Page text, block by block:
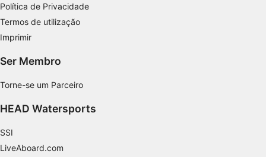
Política de Privacidade
Termos de utilização
Imprimir
Ser Membro
Torne-se um Parceiro
HEAD Watersports
SSI
LiveAboard.com
Usar dados limitados para selecionar
conteúdo
Recursos especiais do IAB:
Usar dados exatos de geolocalização
Identificar dispositivos com base nas
Finalidades de processamento não IAB: